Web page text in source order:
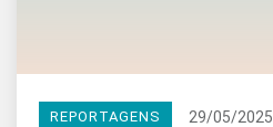
REPORTAGENS 29/05/2025